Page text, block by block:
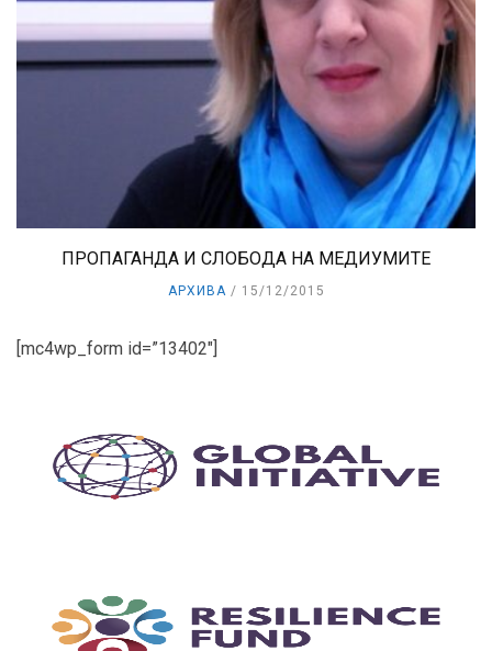
ПРОПАГАНДА И СЛОБОДА НА МЕДИУМИТЕ
АРХИВА 15/12/2015
[mc4wp_form id=”13402″]